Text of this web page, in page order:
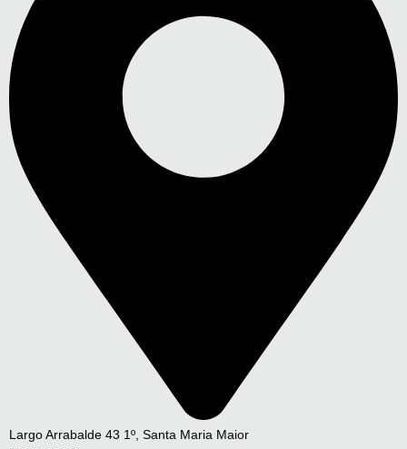
Largo Arrabalde 43 1º, Santa Maria Maior